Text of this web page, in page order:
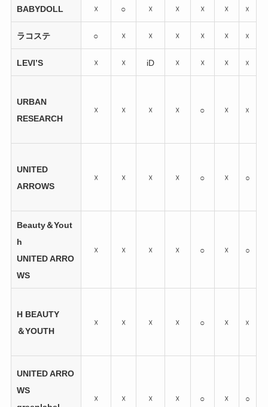
BABYDOLL ☓ ○ ☓ ☓ ☓ ☓ ☓
ラコステ ○ ☓ ☓ ☓ ☓ ☓ ☓
LEVI’S ☓ ☓ iD ☓ ☓ ☓ ☓
URBAN
RESEARCH
☓ ☓ ☓ ☓ ○ ☓ ☓
UNITED
ARROWS
☓ ☓ ☓ ☓ ○ ☓ ○
Beauty＆Yout
h
UNITED ARRO
WS
☓ ☓ ☓ ☓ ○ ☓ ○
H BEAUTY
＆YOUTH
☓ ☓ ☓ ☓ ○ ☓ ☓
UNITED ARRO
WS
☓ ☓ ☓ ☓ ○ ☓ ○